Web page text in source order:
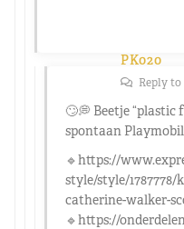
PK020
Reply to
🙄💭 Beetje
spontaan
🔹https://
style/style/
catherine-walker-
🔹https://